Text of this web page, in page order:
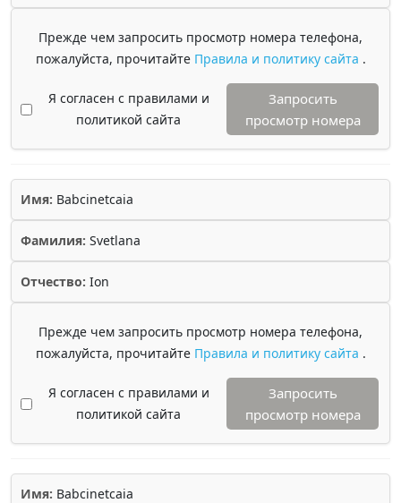
Прежде чем запросить просмотр номера телефона,
пожалуйста, прочитайте Правила и политику сайта .
Я согласен с правилами и
политикой сайта
Запросить
просмотр номера
Имя: Babcinetcaia
Фамилия: Svetlana
Отчество: Ion
Прежде чем запросить просмотр номера телефона,
пожалуйста, прочитайте Правила и политику сайта .
Я согласен с правилами и
политикой сайта
Запросить
просмотр номера
Имя: Babcinetcaia